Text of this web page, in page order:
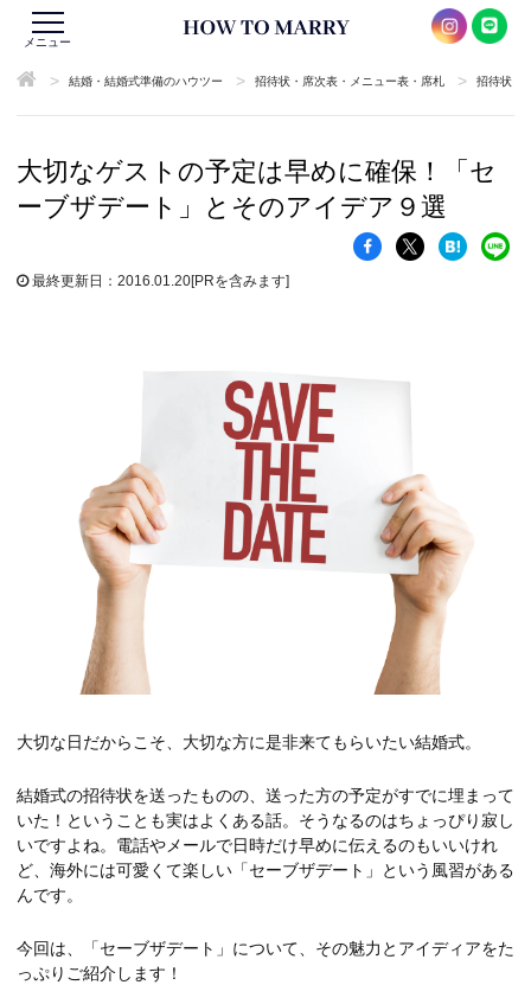
メニュー
> 結婚・結婚式準備のハウツー > 招待状・席次表・メニュー表・席札 > 招待状
大切なゲストの予定は早めに確保！「セ
ーブザデート」とそのアイデア９選
最終更新日：2016.01.20[PRを含みます]
大切な日だからこそ、大切な方に是非来てもらいたい結婚式。
結婚式の招待状を送ったものの、送った方の予定がすでに埋まって
いた！ということも実はよくある話。そうなるのはちょっぴり寂し
いですよね。電話やメールで日時だけ早めに伝えるのもいいけれ
ど、海外には可愛くて楽しい「セーブザデート」という風習がある
んです。
今回は、「セーブザデート」について、その魅力とアイディアをた
っぷりご紹介します！